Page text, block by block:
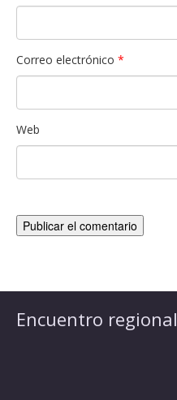
Correo electrónico *
Web
Encuentro regional